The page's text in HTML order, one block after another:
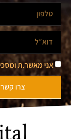
אני מאשר.ת
צרו קשר